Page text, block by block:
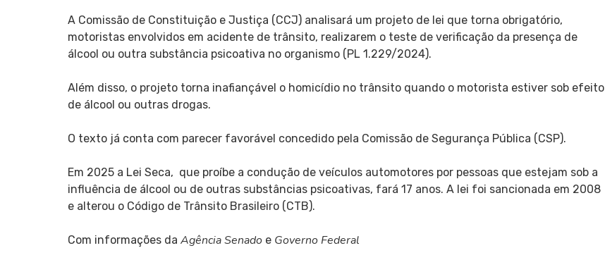
A Comissão de Constituição e Justiça (CCJ) analisará um projeto de lei que torna obrigatório,
motoristas envolvidos em acidente de trânsito, realizarem o teste de verificação da presença de
álcool ou outra substância psicoativa no organismo (PL 1.229/2024).
Além disso, o projeto torna inafiançável o homicídio no trânsito quando o motorista estiver sob efeito
de álcool ou outras drogas.
O texto já conta com parecer favorável concedido pela Comissão de Segurança Pública (CSP).
Em 2025 a Lei Seca, que proíbe a condução de veículos automotores por pessoas que estejam sob a
influência de álcool ou de outras substâncias psicoativas, fará 17 anos. A lei foi sancionada em 2008
e alterou o Código de Trânsito Brasileiro (CTB).
Com informações da Agência Senado e Governo Federal